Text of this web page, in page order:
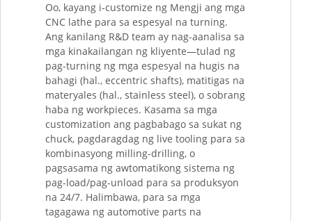
Oo, kayang i-customize ng Mengji ang mga
CNC lathe para sa espesyal na turning.
Ang kanilang R&D team ay nag-aanalisa sa
mga kinakailangan ng kliyente—tulad ng
pag-turning ng mga espesyal na hugis na
bahagi (hal., eccentric shafts), matitigas na
materyales (hal., stainless steel), o sobrang
haba ng workpieces. Kasama sa mga
customization ang pagbabago sa sukat ng
chuck, pagdaragdag ng live tooling para sa
kombinasyong milling-drilling, o
pagsasama ng awtomatikong sistema ng
pag-load/pag-unload para sa produksyon
na 24/7. Halimbawa, para sa mga
tagagawa ng automotive parts na